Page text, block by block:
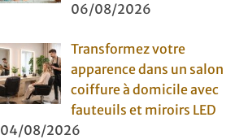
06/08/2026
Transformez votre
apparence dans un salon
coiffure à domicile avec
fauteuils et miroirs LED
04/08/2026